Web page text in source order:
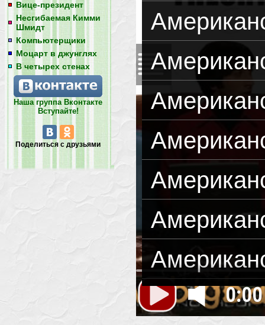
Вице-президент
Несгибаемая Кимми
Шмидт
Компьютерщики
Моцарт в джунглях
В четырех стенах
Наша группа Вконтакте
Вступайте!
Поделиться с друзьями
0:00